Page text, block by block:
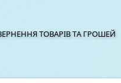
ТОВАРІВ ТА ГРОШЕЙ